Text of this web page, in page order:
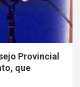
Provincial
que